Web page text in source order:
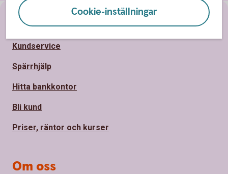
Cookie-inställningar
Sidfot
Hitta snabbt
Kundservice
Spärrhjälp
Hitta bankkontor
Bli kund
Priser, räntor och kurser
Om oss